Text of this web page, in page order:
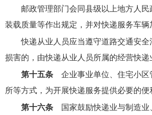
邮政管理部门会同县级以上地方人
装载质量等作出规定，并对快递服务车
快递从业人员应当遵守道路交通安
损害的，由快递从业人员所属的经营快
第十五条企业事业单位、住宅小区
所等方式，为开展快递服务提供必要的
第十六条国家鼓励快递业与制造业